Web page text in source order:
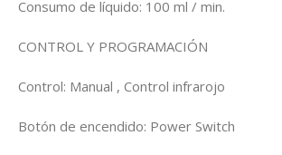
Consumo de líquido: 100 ml / min.
CONTROL Y PROGRAMACIÓN
Control: Manual , Control infrarojo
Botón de encendido: Power Switch